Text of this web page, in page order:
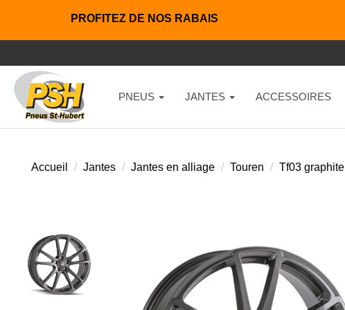
PROFITEZ DE NOS RABAIS
PNEUS JANTES ACCESSOIRES
Accueil Jantes Jantes en alliage Touren Tf03 graphite